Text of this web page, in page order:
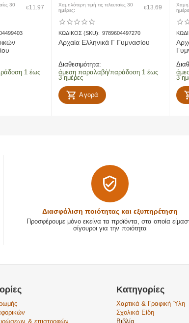
30
€11.97
1 έως
Χαμηλότερη τιμή τις τελευταίες 30
ημέρες:
€13.69
ΚΩΔΙΚΟΣ (SKU): 9789604497270
Αρχαία Ελληνικά Γ Γυμνασίου
Διαθεσιμότητα:
άμεση παραλαβή/παράδοση 1 έως
3 ημέρες
Αγορά
3
Διασφάλιση ποιότητας και εξυπηρέτηση
Προσφέρουμε μόνο εκείνα τα προϊόντα, στα οποία
σίγουροι για την ποιότητα
& επιστροφών
Κατηγορίες
Χαρτικά & Γραφική Ύλη
Σχολικά Είδη
Βιβλία